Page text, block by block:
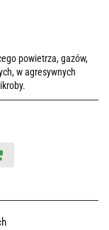
powietrza, gazów,
w agresywnych